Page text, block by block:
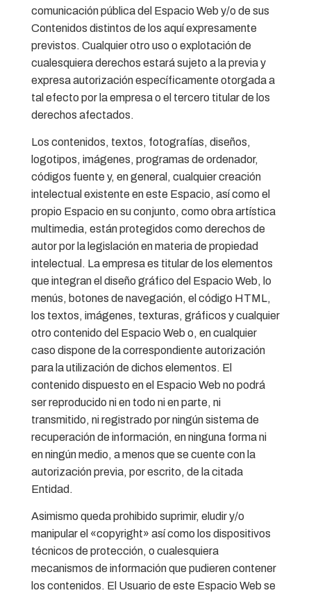
comunicación pública del Espacio Web y/o de sus
Contenidos distintos de los aquí expresamente
previstos. Cualquier otro uso o explotación de
cualesquiera derechos estará sujeto a la previa y
expresa autorización específicamente otorgada a
tal efecto por la empresa o el tercero titular de los
derechos afectados.
Los contenidos, textos, fotografías, diseños,
logotipos, imágenes, programas de ordenador,
códigos fuente y, en general, cualquier creación
intelectual existente en este Espacio, así como el
propio Espacio en su conjunto, como obra artística
multimedia, están protegidos como derechos de
autor por la legislación en materia de propiedad
intelectual. La empresa es titular de los elementos
que integran el diseño gráfico del Espacio Web, lo
menús, botones de navegación, el código HTML,
los textos, imágenes, texturas, gráficos y cualquier
otro contenido del Espacio Web o, en cualquier
caso dispone de la correspondiente autorización
para la utilización de dichos elementos. El
contenido dispuesto en el Espacio Web no podrá
ser reproducido ni en todo ni en parte, ni
transmitido, ni registrado por ningún sistema de
recuperación de información, en ninguna forma ni
en ningún medio, a menos que se cuente con la
autorización previa, por escrito, de la citada
Entidad.
Asimismo queda prohibido suprimir, eludir y/o
manipular el «copyright» así como los dispositivos
técnicos de protección, o cualesquiera
mecanismos de información que pudieren contener
los contenidos. El Usuario de este Espacio Web se